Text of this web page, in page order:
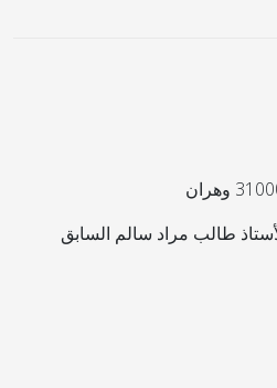
طالب مراد سالم السابق